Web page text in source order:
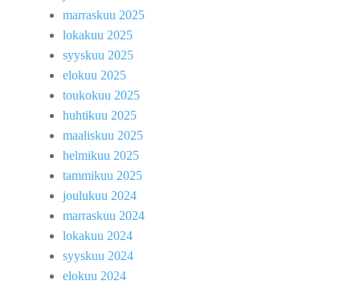
marraskuu 2025
lokakuu 2025
syyskuu 2025
elokuu 2025
toukokuu 2025
huhtikuu 2025
maaliskuu 2025
helmikuu 2025
tammikuu 2025
joulukuu 2024
marraskuu 2024
lokakuu 2024
syyskuu 2024
elokuu 2024